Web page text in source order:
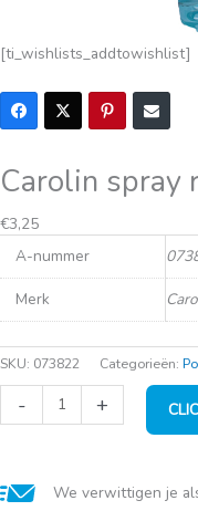
[ti_wishlists_addtowishlist]
Carolin spray
€3,25
A-nummer
Merk
SKU: 073822 Categorieën:
-
Carolin
spray
aantal
+
We verwittigen je